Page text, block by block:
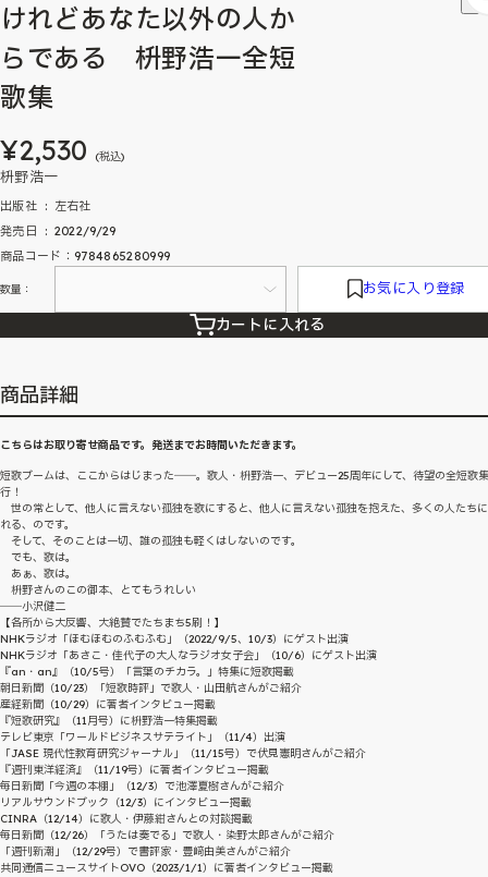
けれどあなた以外の人か
らである 枡野浩一全短
歌集
¥2,530 (税込)
枡野浩一
出版社 ‏ : ‎ 左右社
発売日 ‏ : ‎ 2022/9/29
商品コード：9784865280999
数量： お気に入り登録
カートに入れる
商品詳細
こちらはお取り寄せ商品です。発送までお時間いただきます。
短歌ブームは、ここからはじまった――。歌人・枡野浩一、デビュー25周年にして、待望の全短歌
行！
世の常として、他人に言えない孤独を歌にすると、他人に言えない孤独を抱えた、多くの人たち
れる、のです。
そして、そのことは一切、誰の孤独も軽くはしないのです。
でも、歌は。
あぁ、歌は。
枡野さんのこの御本、とてもうれしい
――小沢健二
【各所から大反響、大絶賛でたちまち5刷！】
NHKラジオ「ほむほむのふむふむ」（2022/9/5、10/3）にゲスト出演
NHKラジオ「あさこ・佳代子の大人なラジオ女子会」（10/6）にゲスト出演
『an・an』（10/5号）「言葉のチカラ。」特集に短歌掲載
朝日新聞（10/23）「短歌時評」で歌人・山田航さんがご紹介
産経新聞（10/29）に著者インタビュー掲載
『短歌研究』（11月号）に枡野浩一特集掲載
テレビ東京「ワールドビジネスサテライト」（11/4）出演
「JASE 現代性教育研究ジャーナル」（11/15号）で伏見憲明さんがご紹介
『週刊東洋経済』（11/19号）に著者インタビュー掲載
毎日新聞「今週の本棚」（12/3）で池澤夏樹さんがご紹介
リアルサウンドブック（12/3）にインタビュー掲載
CINRA（12/14）に歌人・伊藤紺さんとの対談掲載
毎日新聞（12/26）「うたは奏でる」で歌人・染野太郎さんがご紹介
「週刊新潮」（12/29号）で書評家・豊﨑由美さんがご紹介
共同通信ニュースサイトOVO（2023/1/1）に著者インタビュー掲載